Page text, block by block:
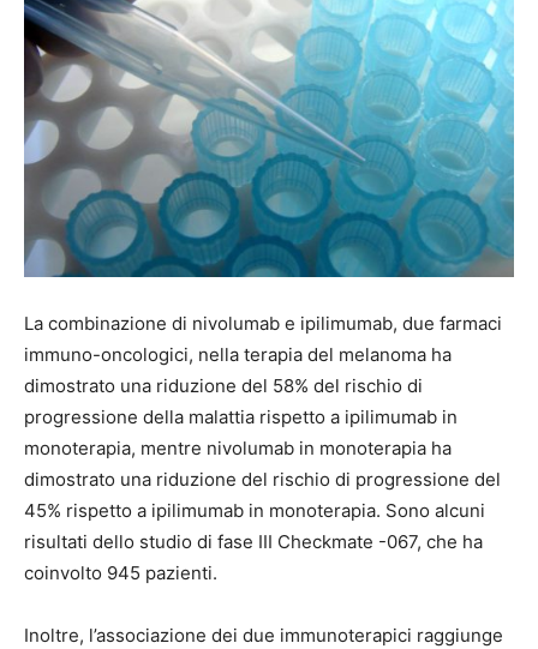
La combinazione di nivolumab e ipilimumab, due farmaci
immuno-oncologici, nella terapia del melanoma ha
dimostrato una riduzione del 58% del rischio di
progressione della malattia rispetto a ipilimumab in
monoterapia, mentre nivolumab in monoterapia ha
dimostrato una riduzione del rischio di progressione del
45% rispetto a ipilimumab in monoterapia. Sono alcuni
risultati dello studio di fase III Checkmate -067, che ha
coinvolto 945 pazienti.
Inoltre, l’associazione dei due immunoterapici raggiunge